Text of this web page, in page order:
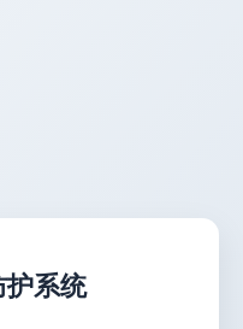
系统